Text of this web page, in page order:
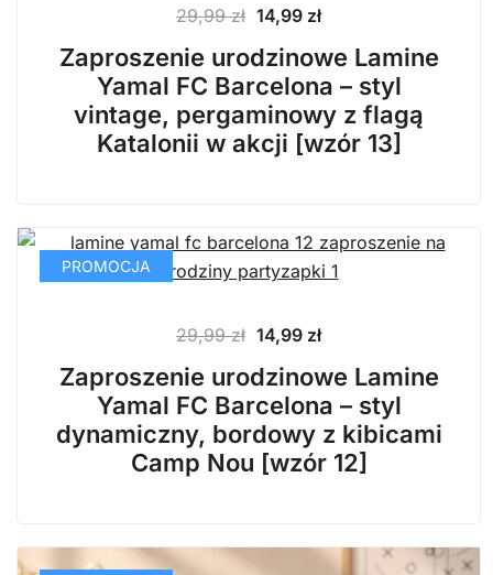
29,99zł Pierwotna
cena
wynosiła:
29,99 zł.
14,99 złAktualna
cena
wynosi:
14,99 zł.
Zaproszenie urodzinowe Lamine
Yamal FC Barcelona – styl
vintage, pergaminowy z flagą
Katalonii w akcji [wzór 13]
PROMOCJA
29,99zł Pierwotna
cena
wynosiła:
29,99 zł.
14,99 złAktualna
cena
wynosi:
14,99 zł.
Zaproszenie urodzinowe Lamine
Yamal FC Barcelona – styl
dynamiczny, bordowy z kibicami
Camp Nou [wzór 12]